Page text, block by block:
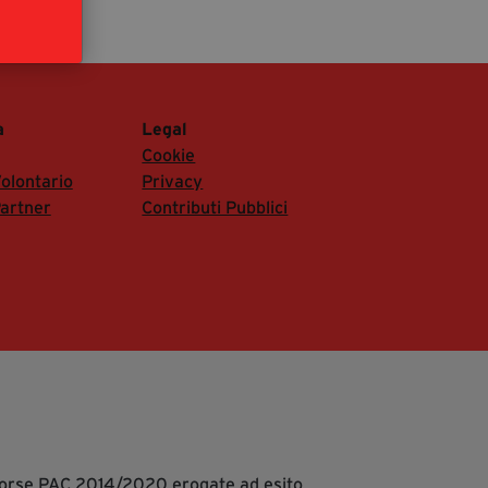
+39 346 954 4078
Legal
Cookie
Privacy
Contributi Pubblici
PAC 2014/2020 erogate ad esito